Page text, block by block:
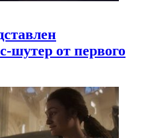
шутер от первого